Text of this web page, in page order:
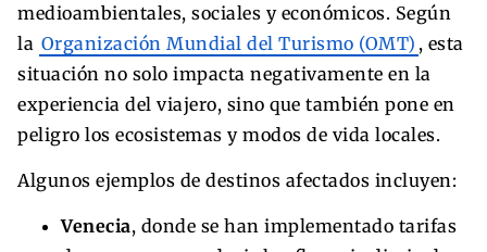
medioambientales, sociales y económicos. Según
la Organización Mundial del Turismo (OMT) , esta
situación no solo impacta negativamente en la
experiencia del viajero, sino que también pone en
peligro los ecosistemas y modos de vida locales.
Algunos ejemplos de destinos afectados incluyen:
Venecia, donde se han implementado tarifas